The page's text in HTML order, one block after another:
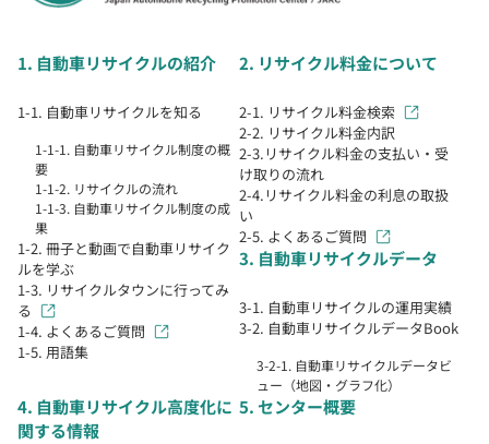
1. 自動車リサイクルの紹介
1-1. 自動車リサイクルを知る
1-1-1. 自動車リサイクル制度の概
要
1-1-2. リサイクルの流れ
1-1-3. 自動車リサイクル制度の成
果
1-2. 冊子と動画で自動車リサイク
ルを学ぶ
1-3. リサイクルタウンに行ってみ
る
1-4. よくあるご質問
1-5. 用語集
2. リサイクル料金について
2-1. リサイクル料金検索
2-2. リサイクル料金内訳
2-3.リサイクル料金の支払い・受
け取りの流れ
2-4.リサイクル料金の利息の取扱
い
2-5. よくあるご質問
3. 自動車リサイクルデータ
3-1. 自動車リサイクルの運用実績
3-2. 自動車リサイクルデータBook
3-2-1. 自動車リサイクルデータビ
ュー（地図・グラフ化）
4. 自動車リサイクル高度化に
関する情報
5. センター概要